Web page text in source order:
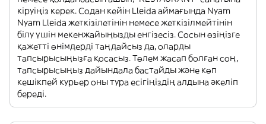
кіруіңіз керек. Содан кейін Lleida аймағында Nyam
Nyam Lleida жеткізілетінін немесе жеткізілмейтінін
білу үшін мекенжайыңызды енгізесіз. Сосын өзіңізге
қажетті өнімдерді таңдайсыз да, оларды
тапсырысыңызға қосасыз. Төлем жасап болған соң,
тапсырысыңыз дайындала бастайды және көп
кешікпей курьер оны тура есігіңіздің алдына әкеліп
береді.